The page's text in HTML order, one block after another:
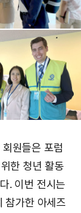
원들은 포럼
한 청년 활동
. 이번 전시는
참가한 아세즈